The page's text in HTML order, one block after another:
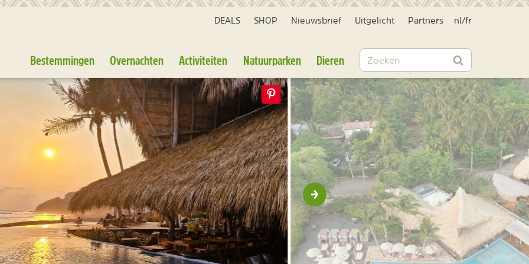
DEALS SHOP Nieuwsbrief Uitgelicht Partners nl /fr
Bestemmingen Overnachten Activiteiten Natuurparken Dieren Zoeken
Zoeken
Volgende